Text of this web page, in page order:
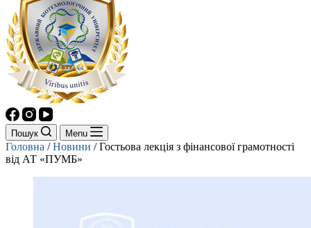
Пошук Menu
Головна /Новини /Гостьова лекція з фінансової грамотності
від АТ «ПУМБ»